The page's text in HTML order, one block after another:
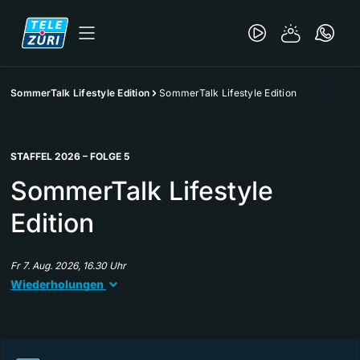
SommerTalk Lifestyle Edition SommerTalk Lifestyle Edition
STAFFEL 2026 – FOLGE 5
SommerTalk Lifestyle
Edition
Fr 7. Aug. 2026, 16.30 Uhr
Wiederholungen